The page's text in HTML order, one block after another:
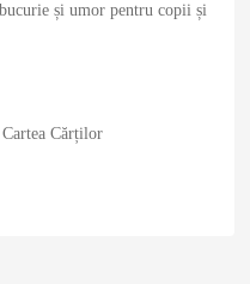
și umor pentru copii și
Cărților